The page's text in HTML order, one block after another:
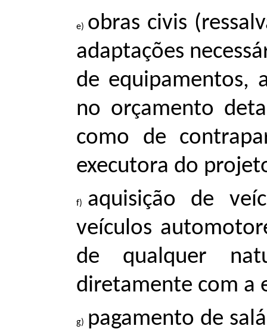
obras civis
adaptações
de equipamentos,
no orçamento
como de
executora do
aquisição de
veículos
de qualquer
diretamente com a
pagamento de